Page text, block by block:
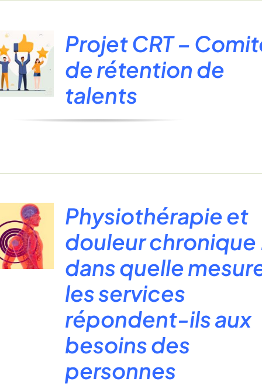
Projet CRT –
de rétention de
talents
Physiothérapie et
douleur chronique
dans quelle
les services
répondent-ils aux
besoins des
personnes